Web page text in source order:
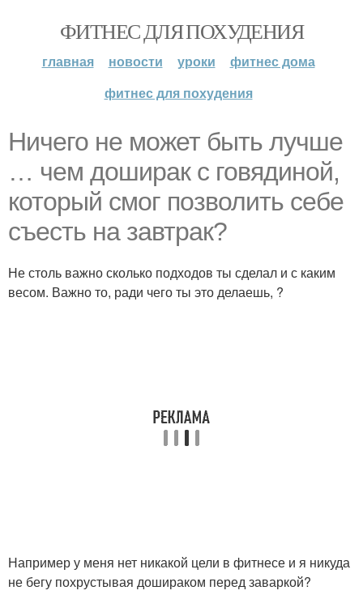
ФИТНЕС ДЛЯ ПОХУДЕНИЯ
главная новости уроки
фитнес дома
фитнес для похудения
Ничего не может быть лучше
… чем доширак с говядиной,
который смог позволить себе
съесть на завтрак?
Не столь важно сколько подходов ты сделал и с каким
весом. Важно то, ради чего ты это делаешь, ?
Например у меня нет никакой цели в фитнесе и я никуда
не бегу похрустывая дошираком перед заваркой?